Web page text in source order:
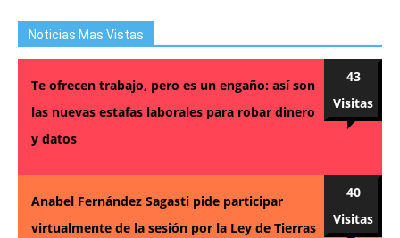
Noticias Mas Vistas
Te ofrecen trabajo, pero es un engaño: así son
las nuevas estafas laborales para robar dinero
y datos
43
Visitas
Anabel Fernández Sagasti pide participar
virtualmente de la sesión por la Ley de Tierras
40
Visitas